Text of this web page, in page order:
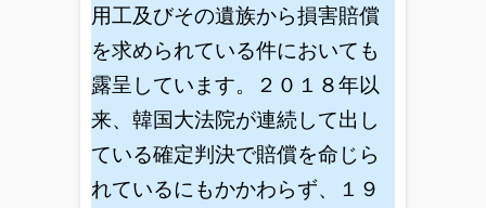
用工及びその遺族から損害賠償
を求められている件においても
露呈しています。２０１８年以
来、韓国大法院が連続して出し
ている確定判決で賠償を命じら
れているにもかかわらず、１９